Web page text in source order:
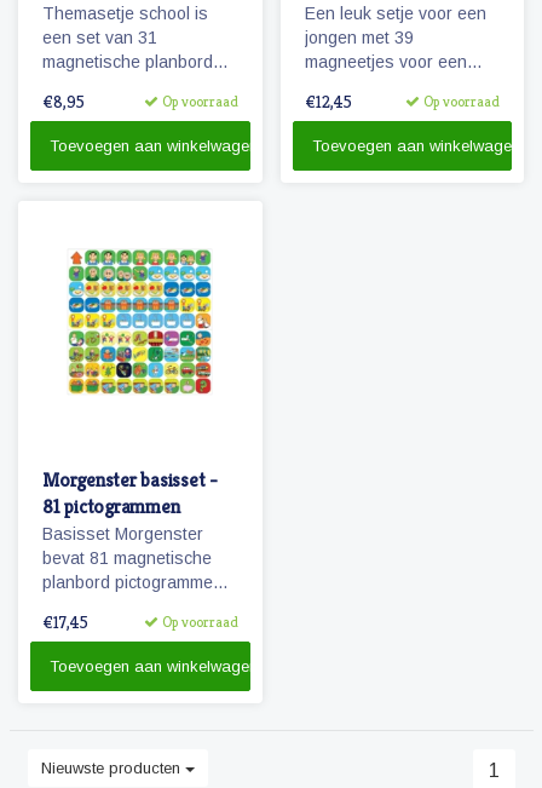
Themasetje school is
een set van 31
magnetische planbord
kinderen en omvat o.a.
schoolreisje.
€8,95 Op voorraad
Toevoegen aan winkelwagen
Een leuk setje voor een
jongen met 39
magneetjes voor een
magneetjes voor school,
natuurlijk ook sport, spel
€12,45 Op voorraad
Toevoegen aan winkelwagen
Morgenster basisset -
81 pictogrammen
Basisset Morgenster
bevat 81 magnetische
planbord pictogrammen
planbord Morgenster.
€17,45 Op voorraad
Toevoegen aan winkelwagen
Nieuwste producten 1